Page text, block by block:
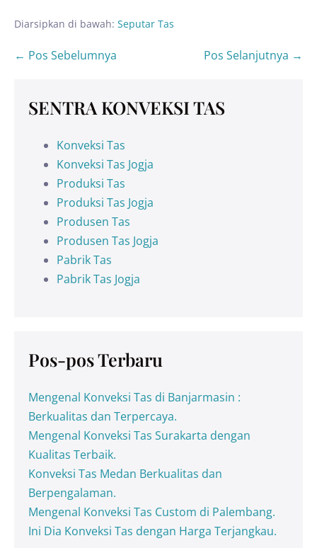
Diarsipkan di bawah: Seputar Tas
← Pos Sebelumnya Pos Selanjutnya →
SENTRA KONVEKSI TAS
Konveksi Tas
Konveksi Tas Jogja
Produksi Tas
Produksi Tas Jogja
Produsen Tas
Produsen Tas Jogja
Pabrik Tas
Pabrik Tas Jogja
Pos-pos Terbaru
Mengenal Konveksi Tas di Banjarmasin :
Berkualitas dan Terpercaya.
Mengenal Konveksi Tas Surakarta dengan
Kualitas Terbaik.
Konveksi Tas Medan Berkualitas dan
Berpengalaman.
Mengenal Konveksi Tas Custom di Palembang.
Ini Dia Konveksi Tas dengan Harga Terjangkau.